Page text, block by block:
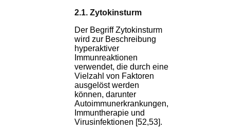
2.1. Zytokinsturm
Der Begriff Zytokinsturm
wird zur Beschreibung
hyperaktiver
Immunreaktionen
verwendet, die durch eine
Vielzahl von Faktoren
ausgelöst werden
können, darunter
Autoimmunerkrankungen,
Immuntherapie und
Virusinfektionen [52,53].